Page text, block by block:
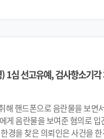
법인 한경의 변호인단은 A씨
1심 선고유예, 검사항소기각
해 핸드폰으로 음란물을 보면
게 음란물을 보여준 혐의로
경을 찾은 의뢰인은 사건을